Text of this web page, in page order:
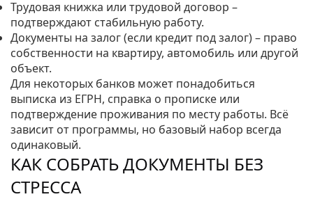
Трудовая книжка или трудовой договор –
подтверждают стабильную работу.
Документы на залог (если кредит под залог) – право
собственности на квартиру, автомобиль или другой
объект.
Для некоторых банков может понадобиться
выписка из ЕГРН, справка о прописке или
подтверждение проживания по месту работы. Всё
зависит от программы, но базовый набор всегда
одинаковый.
КАК СОБРАТЬ ДОКУМЕНТЫ БЕЗ
СТРЕССА